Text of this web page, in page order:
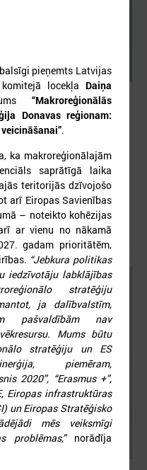
“Stiprinot vietējās
Cēsīs
ar Cēsu novada pašvaldību
kopienas krīzē: proaktīva
un ES pašvaldībām”, kas
līdz 15.30
pieņemts Latvijas
locekļa Daiņa
“Makroreģionālās
Donavas reģionam:
.
ka makroreģionālajām
saprātīgā laika
teritorijās dzīvojošo
arī Eiropas Savienības
– noteikto kohēzijas
ar vienu no nākamā
gadam prioritātēm,
“Jebkura politikas
iedzīvotāju labklājības
stratēģiju
ja dalībvalstīm,
pašvaldībām nav
Mums būtu
stratēģiju un ES
piemēram,
2020”, “Erasmus +”,
Eiropas infrastruktūras
un Eiropas Stratēģisko
mēs veiksmīgi
problēmas,”norādīja